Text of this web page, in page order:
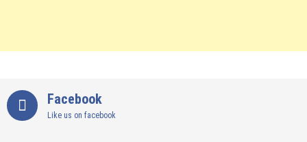
Facebook
Like us on facebook